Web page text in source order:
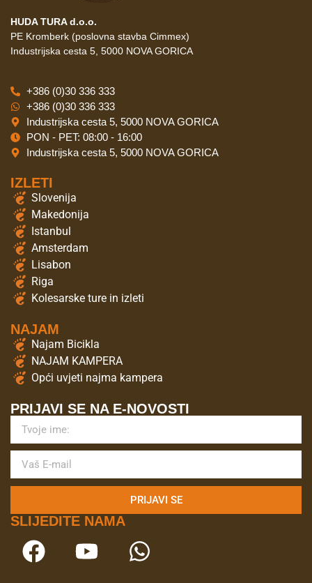
HUDA TURA d.o.o.
PE Kromberk (poslovna stavba Cimmex)
Industrijska cesta 5, 5000 NOVA GORICA
+386 (0)30 336 333
+386 (0)30 336 333
Industrijska cesta 5, 5000 NOVA GORICA
PON - PET: 08:00 - 16:00
Industrijska cesta 5, 5000 NOVA GORICA
IZLETI
Slovenija
Makedonija
Istanbul
Amsterdam
Lisabon
Riga
Kolesarske ture in izleti
NAJAM
Najam Bicikla
NAJAM KAMPERA
Opći uvjeti najma kampera
PRIJAVI SE NA E-NOVOSTI
PRIJAVI SE
SLIJEDITE NAMA